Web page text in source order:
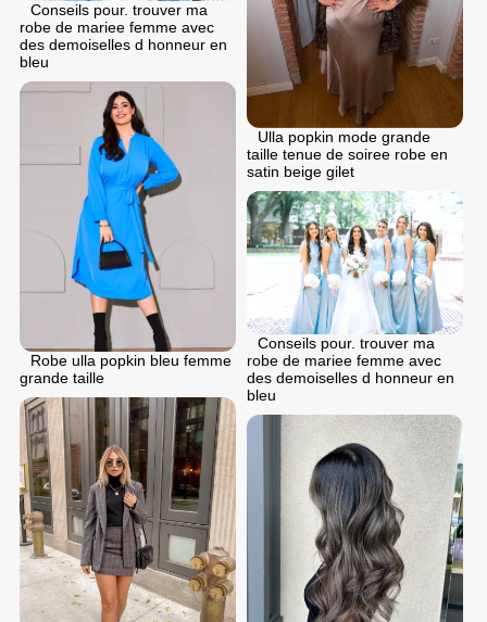
Conseils pour. trouver ma
robe de mariee femme avec
des demoiselles d honneur en
bleu
Ulla popkin mode grande
taille tenue de soiree robe en
satin beige gilet
Robe ulla popkin bleu femme
grande taille
Conseils pour. trouver ma
robe de mariee femme avec
des demoiselles d honneur en
bleu